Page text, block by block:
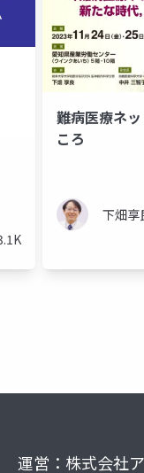
難病医療ネ
ころ
下畑享
運営：株式会社